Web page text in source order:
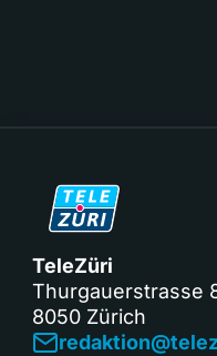
TeleZüri
Thurgauerstrasse
8050 Zürich